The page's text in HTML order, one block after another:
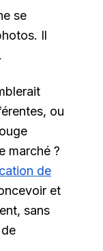
se
Il
.
ou
marché ?
de
et
sans